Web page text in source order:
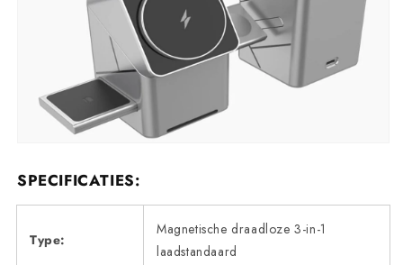
SPECIFICATIES:
Type:
Magnetische draadloze 3-in-1
laadstandaard